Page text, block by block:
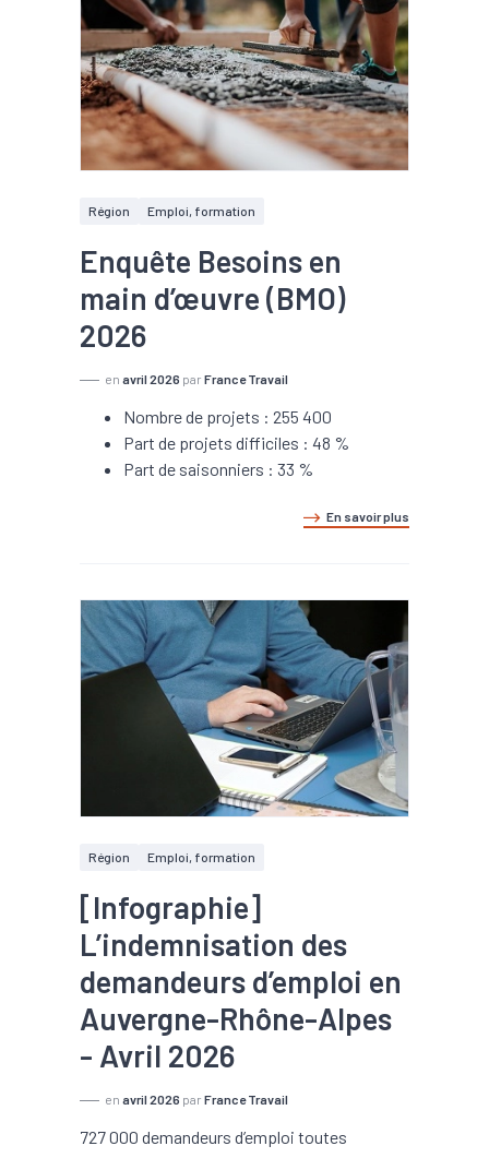
Région Emploi, formation
Enquête Besoins en
main d’œuvre (BMO)
2026
en avril 2026 par France Travail
Nombre de projets : 255 400
Part de projets difficiles : 48 %
Part de saisonniers : 33 %
En savoir plus
Région Emploi, formation
[Infographie]
L’indemnisation des
demandeurs d’emploi en
Auvergne-Rhône-Alpes
- Avril 2026
en avril 2026 par France Travail
727 000 demandeurs d’emploi toutes